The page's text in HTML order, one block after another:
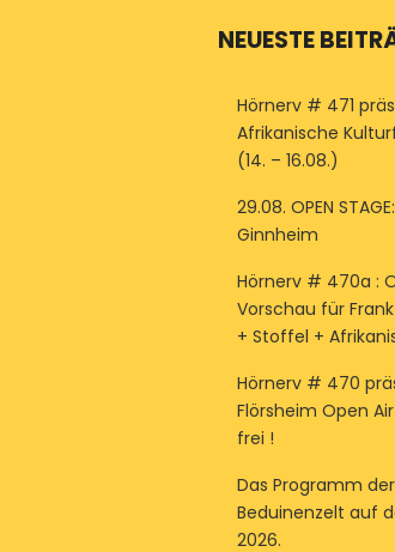
NEUESTE
Hörnerv # 471
Afrikanische
(14. – 16.08.)
29.08. OPEN
Ginnheim
Hörnerv # 470a :
Vorschau für
+ Stoffel +
Hörnerv # 470
Flörsheim Open
frei !
Das Programm
Beduinenzelt auf
2026.